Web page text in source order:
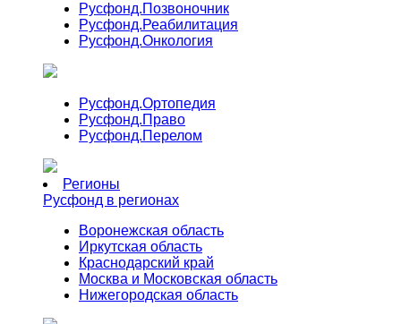
Русфонд.Позвоночник
Русфонд.Реабилитация
Русфонд.Онкология
Русфонд.Ортопедия
Русфонд.Право
Русфонд.Перелом
Регионы
Русфонд в регионах
Воронежская область
Иркутская область
Краснодарский край
Москва и Московская область
Нижегородская область